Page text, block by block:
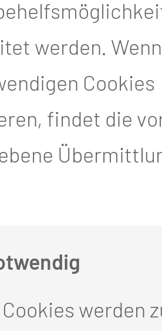
und
Behandlungen
des
des Kehlkopfes
werden.
Cookies
findet die
werden